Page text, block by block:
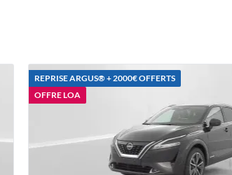
REPRISE ARGUS®️ + 2000€ OFFERTS
OFFRE LOA